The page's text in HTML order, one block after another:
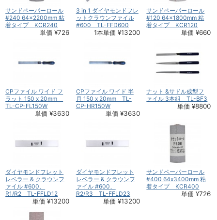
サンドペーパーロール
#240 64×2200mm 粘
着タイプ KCR240
単価 ¥726
3 in 1 ダイヤモンドフレ
ットクラウンファイル
#600 TL-FFD600
1本単価 ¥13200
サンドペーパーロール
#120 64×1800mm 粘
着タイプ KCR120
単価 ¥660
CPファイル ワイド フ
ラット 150 x 20mm
TL-CP-FL150W
単価 ¥3630
CPファイル ワイド 半
月 150 x 20mm TL-
CP-HR150W
単価 ¥3630
ナット &サドル成型フ
ァイル 3本組 TL-BF3
単価 ¥8800
ダイヤモンドフレット
レベラー & クラウンフ
ァイル #600、
R1/R2 TL-FFLD12
単価 ¥13200
ダイヤモンドフレット
レベラー & クラウンフ
ァイル #600、
R2/R3 TL-FFLD23
単価 ¥13200
サンドペーパーロール
#400 64x3400mm 粘
着タイプ KCR400
単価 ¥726